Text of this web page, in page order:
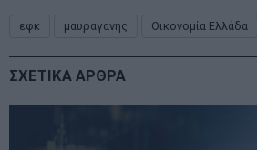
εφκ μαυραγανης Οικονομία Ελλάδα
ΣΧΕΤΙΚΑ ΑΡΘΡΑ